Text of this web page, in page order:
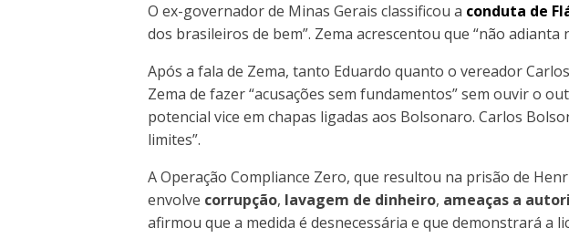
O ex-governador de Minas Gerais classificou a conduta de
dos brasileiros de bem”. Zema acrescentou que “não
Após a fala de Zema, tanto Eduardo quanto o vereador
Zema de fazer “acusações sem fundamentos” sem ouvir o
potencial vice em chapas ligadas aos Bolsonaro. Carlos
limites”.
A Operação Compliance Zero, que resultou na prisão de
envolve corrupção, lavagem de dinheiro, ameaças a
afirmou que a medida é desnecessária e que demonstrará a